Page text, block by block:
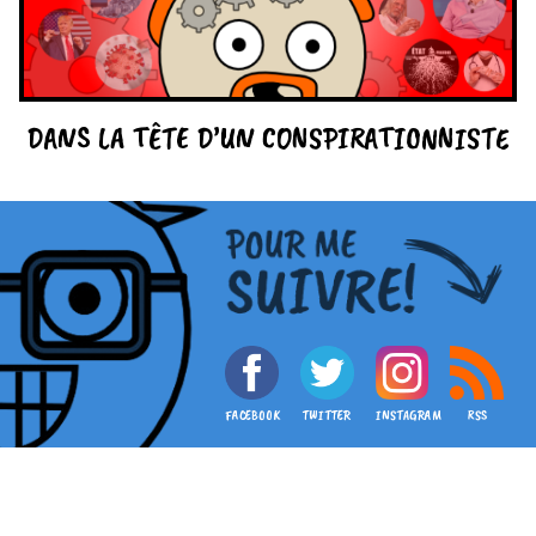
DANS LA TÊTE D’UN CONSPIRATIONNISTE
FACEBOOK TWITTER INSTAGRAM RSS